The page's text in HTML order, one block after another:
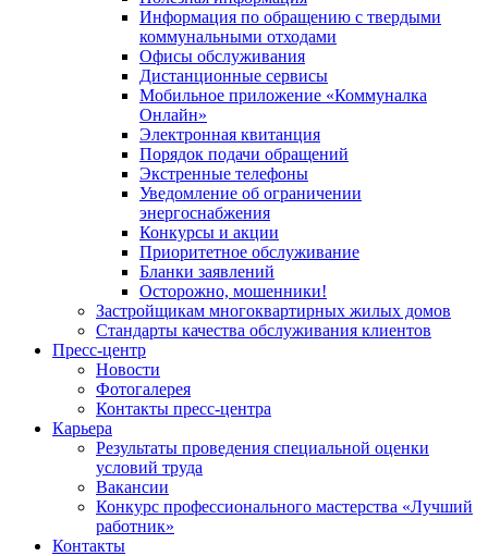
Информация по обращению с твердыми
коммунальными отходами
Офисы обслуживания
Дистанционные сервисы
Мобильное приложение «Коммуналка
Онлайн»
Электронная квитанция
Порядок подачи обращений
Экстренные телефоны
Уведомление об ограничении
энергоснабжения
Конкурсы и акции
Приоритетное обслуживание
Бланки заявлений
Осторожно, мошенники!
Застройщикам многоквартирных жилых домов
Стандарты качества обслуживания клиентов
Пресс-центр
Новости
Фотогалерея
Контакты пресс-центра
Карьера
Результаты проведения специальной оценки
условий труда
Вакансии
Конкурс профессионального мастерства «Лучший
работник»
Контакты